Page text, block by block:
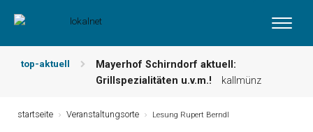
top-aktuell
Mayerhof Schirndorf aktuell:
Grillspezialitäten u.v.m.!
kallmünz
und mehr …
burglengenfeld
startseite Veranstaltungsorte Lesung Rupert Berndl